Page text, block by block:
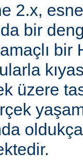
2.x,
bir
bir
üzere